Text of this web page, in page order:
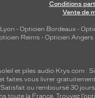
Conditions
Vente de
- Opticien Bordeaux -
Reims - Opticien Angers
et piles audio Krys.com :
faites vous livrer
ou remboursé 30
toute la France. Trouvez